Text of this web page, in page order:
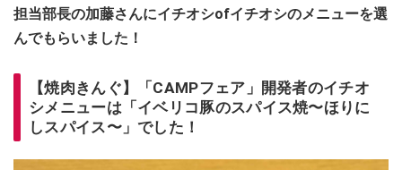
担当部長の加藤さんにイチオシofイチオシのメニューを選
んでもらいました！
【焼肉きんぐ】「CAMPフェア」開発者のイチオ
シメニューは「イベリコ豚のスパイス焼〜ほりに
しスパイス〜」でした！